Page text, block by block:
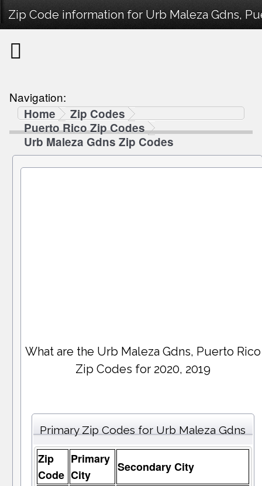
Zip Code information for Urb Maleza Gdns,
Navigation:
Home
Zip Codes
Puerto Rico Zip Codes
Urb Maleza Gdns Zip Codes
What are the Urb Maleza Gdns, Puerto Rico
Zip Codes for 2020, 2019
Primary Zip Codes for Urb Maleza Gdns
Zip
Code
Primary
City
Secondary City